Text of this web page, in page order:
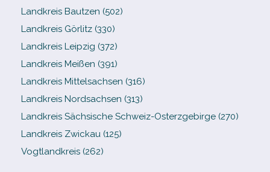
Landkreis Bautzen (502)
Landkreis Görlitz (330)
Landkreis Leipzig (372)
Landkreis Meißen (391)
Landkreis Mittelsachsen (316)
Landkreis Nordsachsen (313)
Landkreis Sächsische Schweiz-​Osterzgebirge (270)
Landkreis Zwickau (125)
Vogtlandkreis (262)